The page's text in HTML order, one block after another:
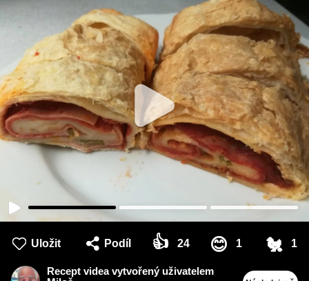
Uložit Podíl 👍 24 😊 1 🐔 1
Recept videa vytvořený uživatelem